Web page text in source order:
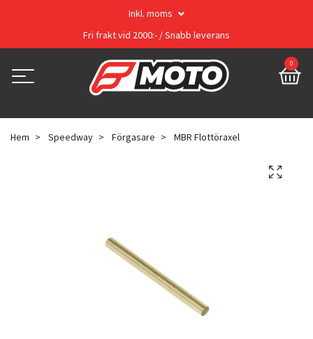
Inkl. moms
Fri frakt vid 2000:- / Snabb leverans
0
Hem Speedway Förgasare MBR Flottöraxel